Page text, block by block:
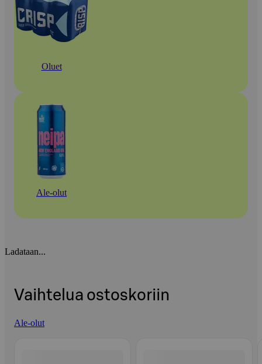
Oluet
Ale-olut
Ladataan...
Vaihtelua ostoskoriin
Ale-olut